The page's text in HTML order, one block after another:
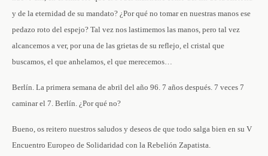
y de la eternidad de su mandato? ¿Por qué no tomar en nuestras manos ese
pedazo roto del espejo? Tal vez nos lastimemos las manos, pero tal vez
alcancemos a ver, por una de las grietas de su reflejo, el cristal que
buscamos, el que anhelamos, el que merecemos…
Berlín. La primera semana de abril del año 96. 7 años después. 7 veces 7
caminar el 7. Berlín. ¿Por qué no?
Bueno, os reitero nuestros saludos y deseos de que todo salga bien en su V
Encuentro Europeo de Solidaridad con la Rebelión Zapatista.